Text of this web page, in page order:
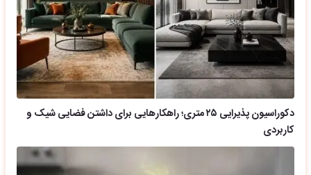
دکوراسیون پذیرایی ۲۵ متری؛ راهکارهایی برای داشتن فضایی شیک و
کاربردی